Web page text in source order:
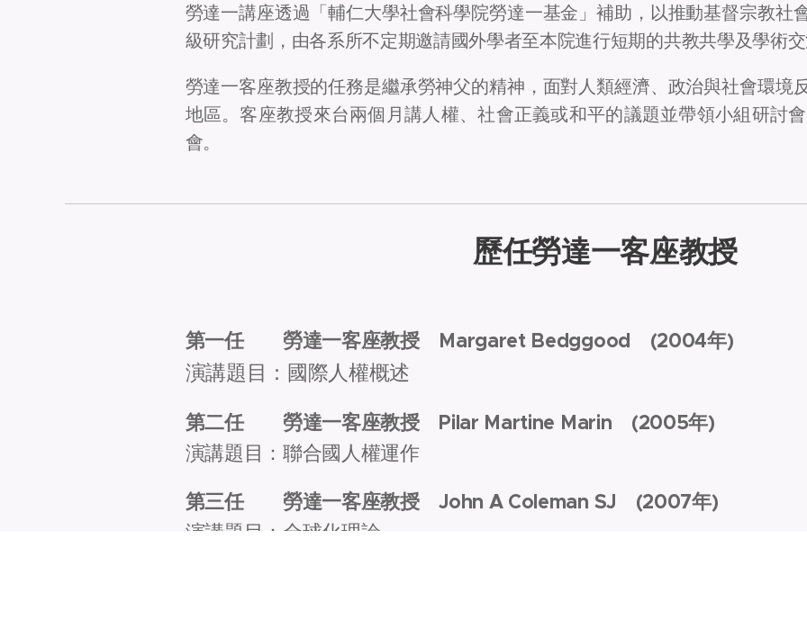
勞達一講座透過「輔仁大學社會科學院勞達一基金」補助，以推動基督宗教社
級研究計劃，由各系所不定期邀請國外學者至本院進行短期的共教共學及學術
勞達一客座教授的任務是繼承勞神父的精神，面對人類經濟、政治與社會環境
地區。客座教授來台兩個月講人權、社會正義或和平的議題並帶領小組研討
會。
歷任勞達一客座教授
第一任 勞達一客座教授 Margaret Bedggood (2004年)
演講題目：國際人權概述
第二任 勞達一客座教授 Pilar Martine Marin (2005年)
演講題目：聯合國人權運作
第三任 勞達一客座教授 John A Coleman SJ (2007年)
演講題目：全球化理論